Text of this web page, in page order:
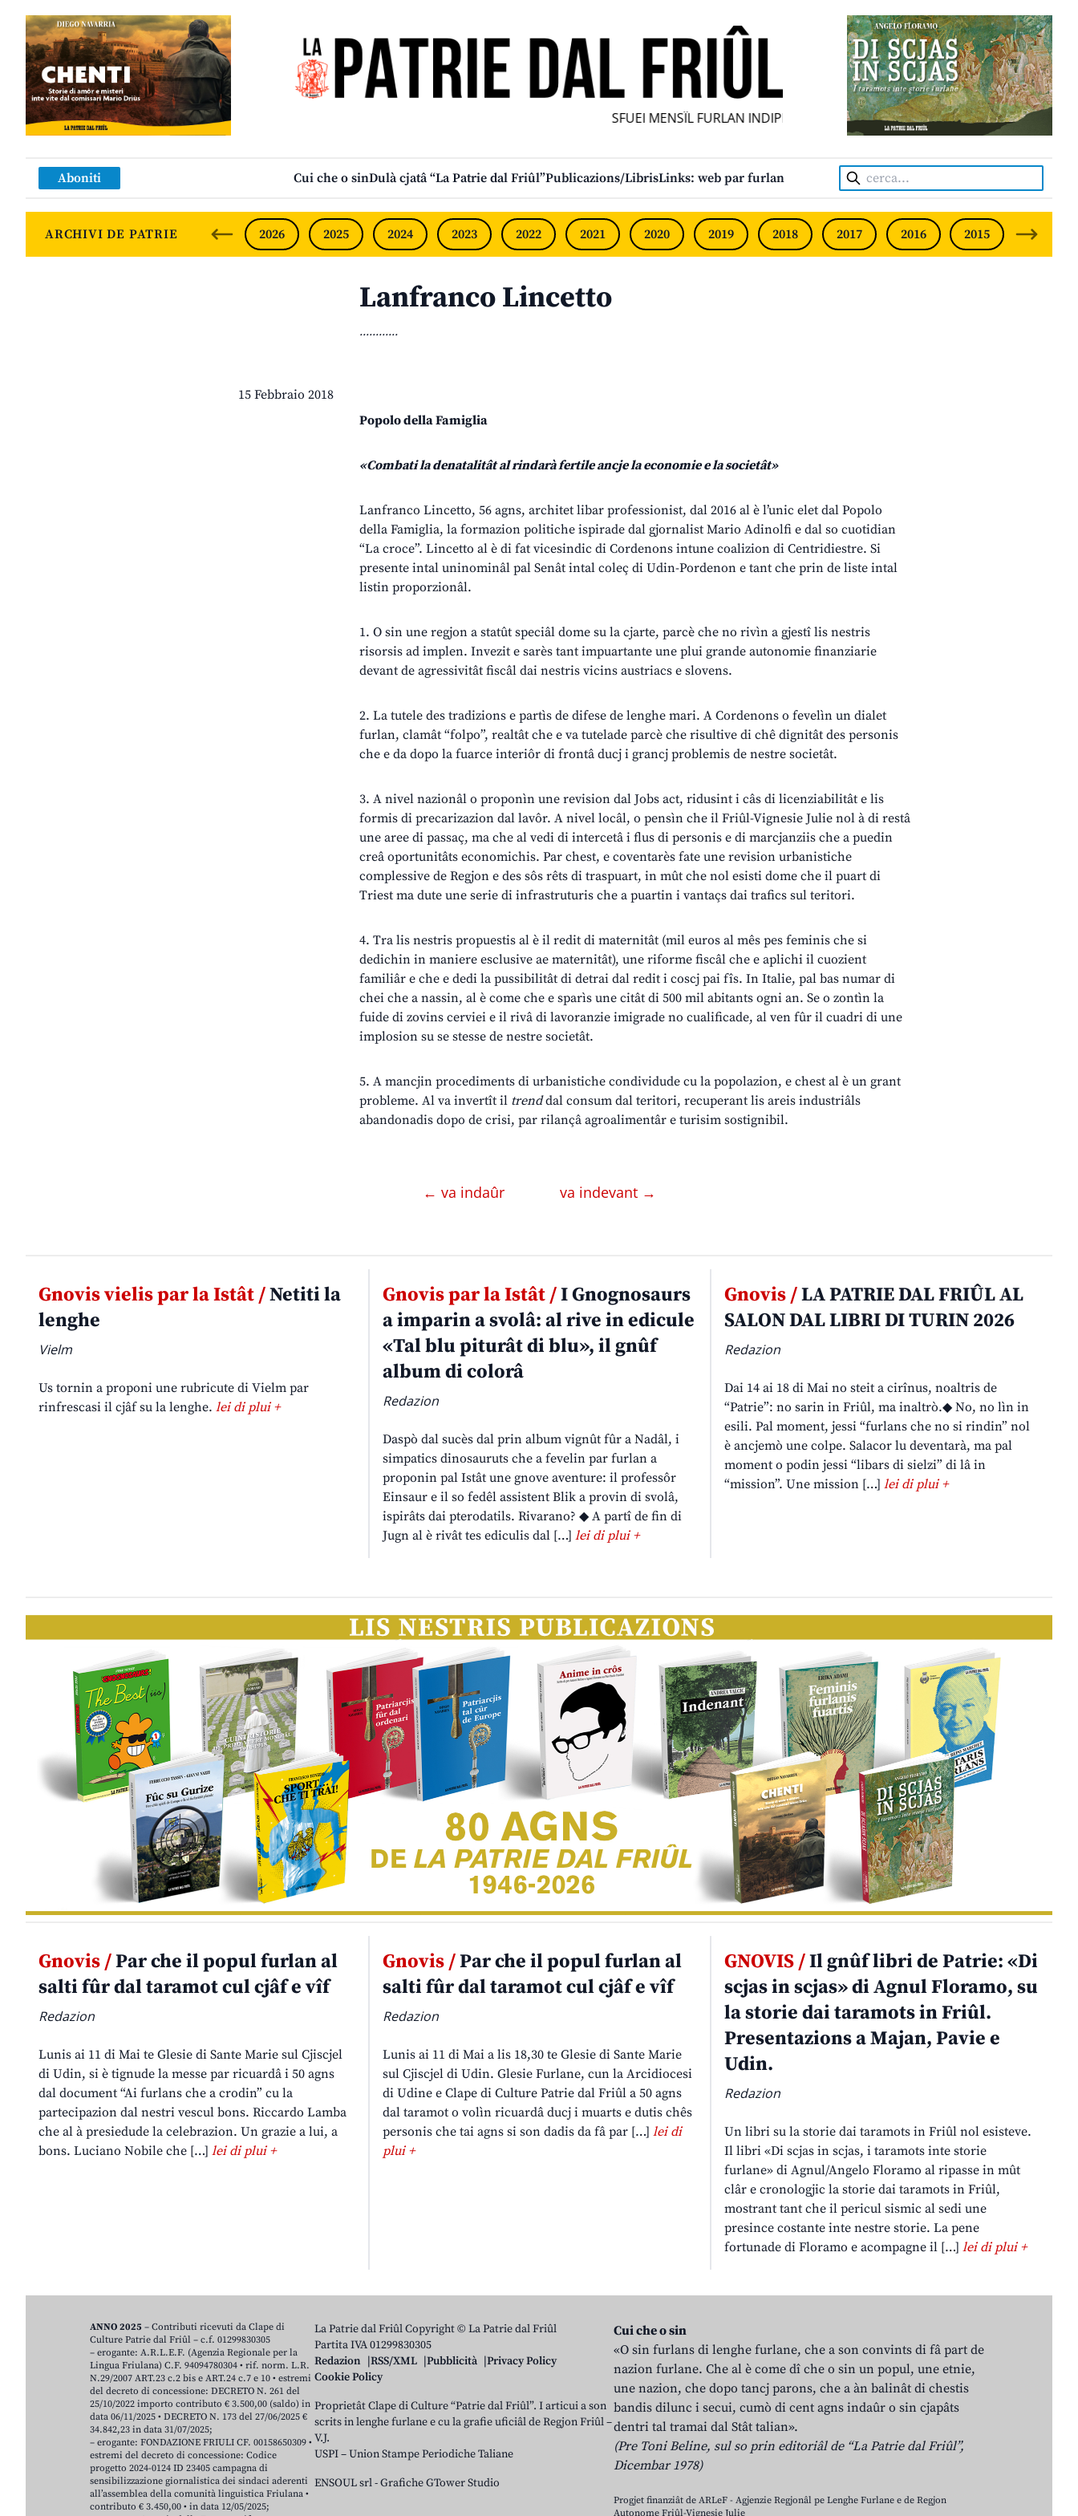
SFUEI MENSÎL FURLAN INDIPENDENT • INDEPENDENT FRIULIAN MONTHLY •
Aboniti Cui che o sinDulà cjatâ “La Patrie dal Friûl”Publicazions/LibrisLinks: web par furlan Cerca:
ARCHIVI DE PATRIE 2026 2025 2024 2023 2022 2021 2020 2019 2018 2017 2016 2015 2014
Lanfranco Lincetto
............
15 Febbraio 2018
Popolo della Famiglia
«Combati la denatalitât al rindarà fertile ancje la economie e la societât»
Lanfranco Lincetto, 56 agns, architet libar professionist, dal 2016 al è l’unic elet dal Popolo
della Famiglia, la formazion politiche ispirade dal gjornalist Mario Adinolfi e dal so cuotidian
“La croce”. Lincetto al è di fat vicesindic di Cordenons intune coalizion di Centridiestre. Si
presente intal uninominâl pal Senât intal coleç di Udin-Pordenon e tant che prin de liste intal
listin proporzionâl.
1. O sin une regjon a statût speciâl dome su la cjarte, parcè che no rivìn a gjestî lis nestris
risorsis ad implen. Invezit e sarès tant impuartante une plui grande autonomie finanziarie
devant de agressivitât fiscâl dai nestris vicins austriacs e slovens.
2. La tutele des tradizions e partìs de difese de lenghe mari. A Cordenons o fevelìn un dialet
furlan, clamât “folpo”, realtât che e va tutelade parcè che risultive di chê dignitât des personis
che e da dopo la fuarce interiôr di frontâ ducj i grancj problemis de nestre societât.
3. A nivel nazionâl o proponìn une revision dal Jobs act, ridusint i câs di licenziabilitât e lis
formis di precarizazion dal lavôr. A nivel locâl, o pensìn che il Friûl-Vignesie Julie nol à di restâ
une aree di passaç, ma che al vedi di intercetâ i flus di personis e di marcjanziis che a puedin
creâ oportunitâts economichis. Par chest, e coventarès fate une revision urbanistiche
complessive de Regjon e des sôs rêts di traspuart, in mût che nol esisti dome che il puart di
Triest ma dute une serie di infrastruturis che a puartin i vantaçs dai trafics sul teritori.
4. Tra lis nestris propuestis al è il redit di maternitât (mil euros al mês pes feminis che si
dedichin in maniere esclusive ae maternitât), une riforme fiscâl che e aplichi il cuozient
familiâr e che e dedi la pussibilitât di detrai dal redit i coscj pai fîs. In Italie, pal bas numar di
chei che a nassin, al è come che e sparìs une citât di 500 mil abitants ogni an. Se o zontìn la
fuide di zovins cerviei e il rivâ di lavoranzie imigrade no cualificade, al ven fûr il cuadri di une
implosion su se stesse de nestre societât.
5. A mancjin procediments di urbanistiche condividude cu la popolazion, e chest al è un grant
probleme. Al va invertît il trenddal consum dal teritori, recuperant lis areis industriâls
abandonadis dopo de crisi, par rilançâ agroalimentâr e turisim sostignibil.
← va indaûr va indevant →
Gnovis vielis par la Istât /Netiti la
lenghe
Vielm
Us tornin a proponi une rubricute di Vielm par
rinfrescasi il cjâf su la lenghe. lei di plui +
Gnovis par la Istât /I Gnognosaurs
a imparin a svolâ: al rive in edicule
«Tal blu piturât di blu», il gnûf
album di colorâ
Redazion
Daspò dal sucès dal prin album vignût fûr a Nadâl, i
simpatics dinosauruts che a fevelin par furlan a
proponin pal Istât une gnove aventure: il professôr
Einsaur e il so fedêl assistent Blik a provin di svolâ,
ispirâts dai pterodatils. Rivarano? ◆ A partî de fin di
Jugn al è rivât tes ediculis dal […] lei di plui +
Gnovis /LA PATRIE DAL FRIÛL AL
SALON DAL LIBRI DI TURIN 2026
Redazion
Dai 14 ai 18 di Mai no steit a cirînus, noaltris de
“Patrie”: no sarin in Friûl, ma inaltrò.◆ No, no lìn in
esili. Pal moment, jessi “furlans che no si rindin” nol
è ancjemò une colpe. Salacor lu deventarà, ma pal
moment o podin jessi “libars di sielzi” di lâ in
“mission”. Une mission […]lei di plui +
Gnovis /Par che il popul furlan al
salti fûr dal taramot cul cjâf e vîf
Redazion
Lunis ai 11 di Mai te Glesie di Sante Marie sul Cjiscjel
di Udin, si è tignude la messe par ricuardâ i 50 agns
dal document “Ai furlans che a crodin” cu la
partecipazion dal nestri vescul bons. Riccardo Lamba
che al à presiedude la celebrazion. Un grazie a lui, a
bons. Luciano Nobile che […] lei di plui +
Gnovis /Par che il popul furlan al
salti fûr dal taramot cul cjâf e vîf
Redazion
Lunis ai 11 di Mai a lis 18,30 te Glesie di Sante Marie
sul Cjiscjel di Udin. Glesie Furlane, cun la Arcidiocesi
di Udine e Clape di Culture Patrie dal Friûl a 50 agns
dal taramot o volìn ricuardâ ducj i muarts e dutis chês
personis che tai agns si son dadis da fâ par […] lei di
plui +
GNOVIS /Il gnûf libri de Patrie: «Di
scjas in scjas» di Agnul Floramo, su
la storie dai taramots in Friûl.
Presentazions a Majan, Pavie e
Udin.
Redazion
Un libri su la storie dai taramots in Friûl nol esisteve.
Il libri «Di scjas in scjas, i taramots inte storie
furlane» di Agnul/Angelo Floramo al ripasse in mût
clâr e cronologjic la storie dai taramots in Friûl,
mostrant tant che il pericul sismic al sedi une
presince costante inte nestre storie. La pene
fortunade di Floramo e acompagne il […]lei di plui +
La Patrie dal Friûl Copyright © La Patrie dal Friûl
Partita IVA 01299830305
Redazion
RSS/XML Pubblicità
Privacy Policy
Cookie Policy
Proprietât Clape di Culture “Patrie dal Friûl”. I articui a son
scrits in lenghe furlane e cu la grafie uficiâl de Regjon Friûl –
V.J.
USPI – Union Stampe Periodiche Taliane
ENSOUL srl-Grafiche GTower Studio
Cui che o sin
«O sin furlans di lenghe furlane, che a son convints di fâ part de
nazion furlane. Che al è come dî che o sin un popul, une etnie,
une nazion, che dopo tancj parons, che a àn balinât di chestis
bandis dilunc i secui, cumò di cent agns indaûr o sin cjapâts
dentri tal tramai dal Stât talian».
(Pre Toni Beline, sul so prin editoriâl de “La Patrie dal Friûl”,
Dicembar 1978)
Progjet finanziât de ARLeF - Agjenzie Regjonâl pe Lenghe Furlane e de Regjon
Autonome Friûl-Vignesie Julie
ANNO 2025 – Contributi ricevuti da Clape di
Culture Patrie dal Friûl – c.f. 01299830305
– erogante: A.R.L.E.F. (Agenzia Regionale per la
Lingua Friulana) C.F. 94094780304 • rif. norm. L.R.
N.29/2007 ART.23 c.2 bis e ART.24 c.7 e 10 • estremi
del decreto di concessione: DECRETO N. 261 del
25/10/2022 importo contributo € 3.500,00 (saldo) in
data 06/11/2025 • DECRETO N. 173 del 27/06/2025 €
34.842,23 in data 31/07/2025;
– erogante: FONDAZIONE FRIULI CF. 00158650309 •
estremi del decreto di concessione: Codice
progetto 2024-0124 ID 23405 campagna di
sensibilizzazione giornalistica dei sindaci aderenti
all’assemblea della comunità linguistica Friulana •
contributo € 3.450,00 • in data 12/05/2025;